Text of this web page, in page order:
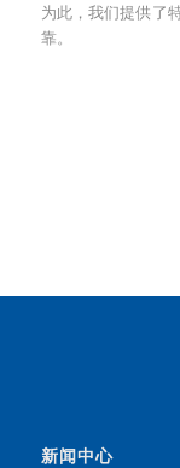
为此，我们提供了
靠。
新闻中心